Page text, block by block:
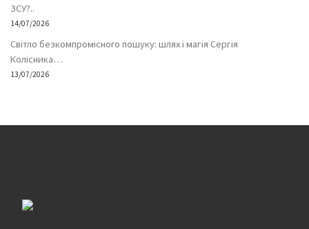
ЗСУ?..
14/07/2026
Світло безкомпромісного пошуку: шлях і магія Сергія
Колісника…
13/07/2026